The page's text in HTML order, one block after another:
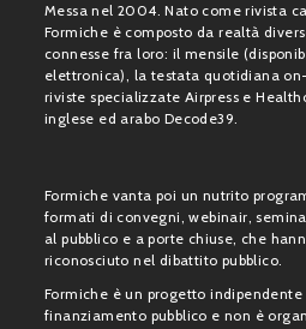
Messa nel 2004. Nato come rivista
Formiche è composto da realtà
connesse fra loro: il mensile
elettronica), la testata quotidiana
riviste specializzate Airpress e
inglese ed arabo Decode39.
Formiche vanta poi un nutrito
formati di convegni, webinair,
al pubblico e a porte chiuse, che
riconosciuto nel dibattito pubblico.
Formiche è un progetto
finanziamento pubblico e non è